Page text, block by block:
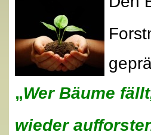
„Wer Bäume
wieder